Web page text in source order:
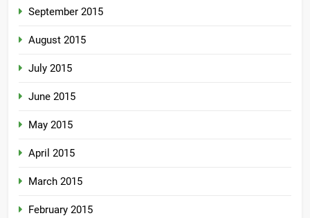
September 2015
August 2015
July 2015
June 2015
May 2015
April 2015
March 2015
February 2015